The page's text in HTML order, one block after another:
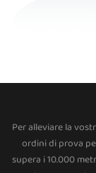
Per alleviare la
ordini di prova
supera i 10.000